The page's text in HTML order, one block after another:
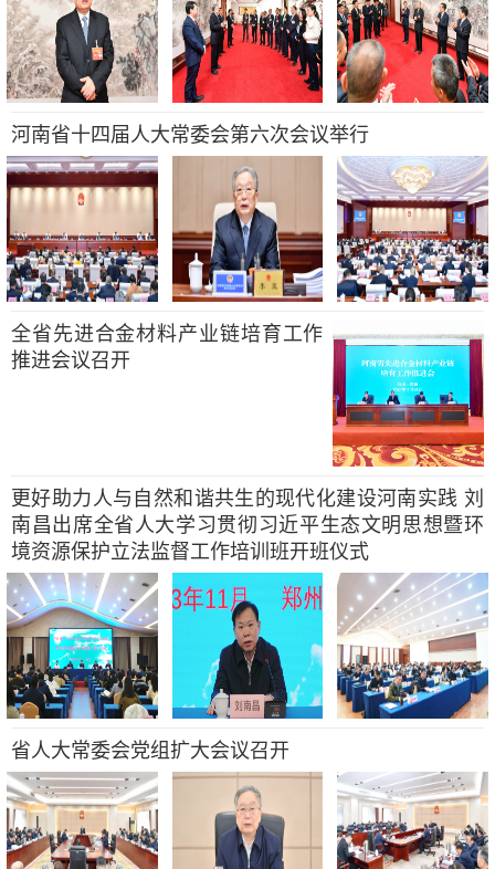
河南省十四届人大常委会第六次会议举行
全省先进合金材料产业链培育工作
推进会议召开
更好助力人与自然和谐共生的现代化建设河南实践 刘
南昌出席全省人大学习贯彻习近平生态文明思想暨环
境资源保护立法监督工作培训班开班仪式
省人大常委会党组扩大会议召开